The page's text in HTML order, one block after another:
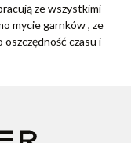
ze wszystkimi
mycie garnków , ze
czasu i